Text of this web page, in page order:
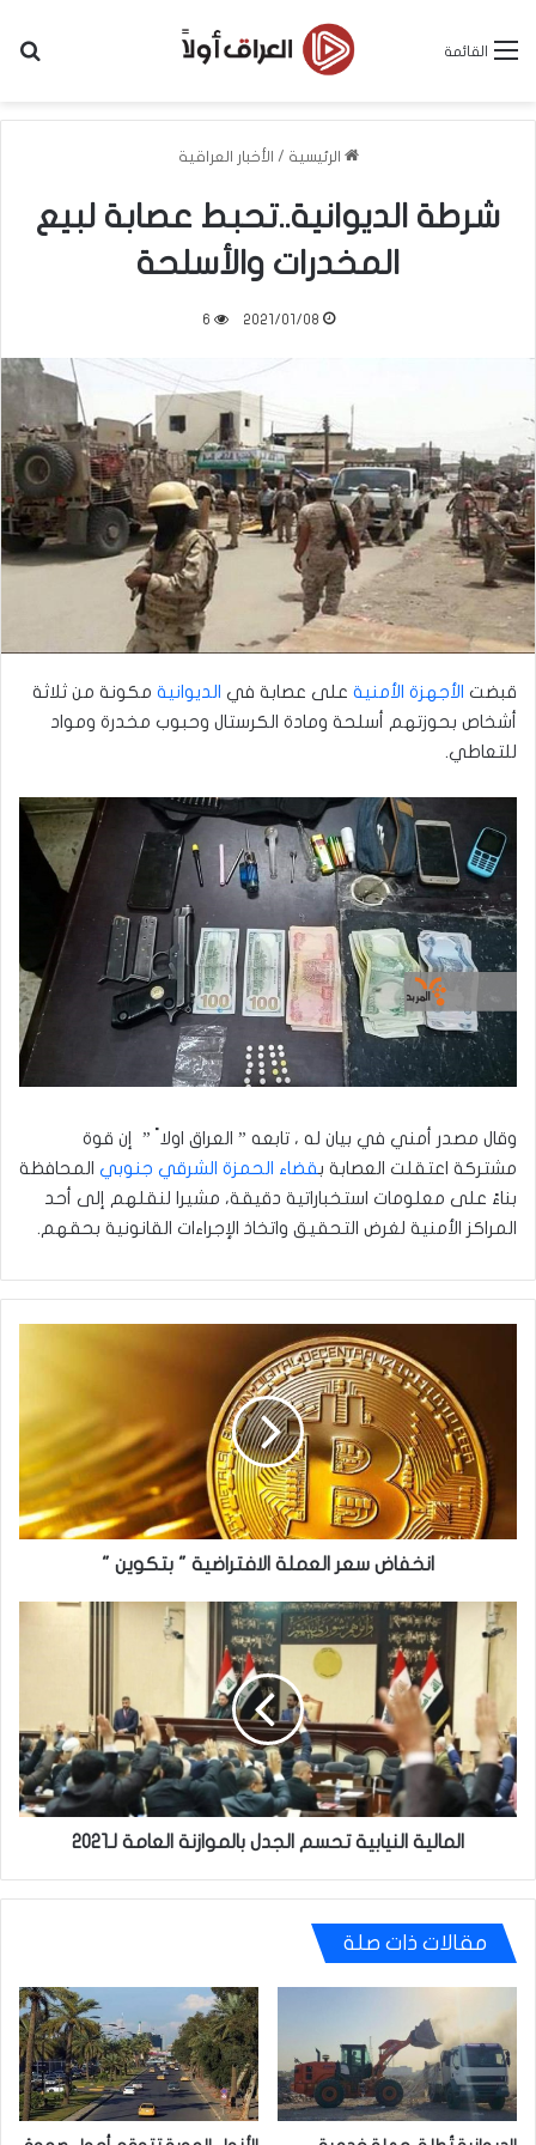
القائمة
الرئيسية / الأخبار العراقية
شرطة الديوانية..تحبط عصابة لبيع
المخدرات والأسلحة
2021/01/08
6
قبضت الأجهزة الأمنية على عصابة في الديوانية مكونة من ثلاثة
أشخاص بحوزتهم أسلحة ومادة الكرستال وحبوب مخدرة ومواد
للتعاطي.
وقال مصدر أمني في بيان له ، تابعه ” العراق اولا ً ” إن قوة
مشتركة اعتقلت العصابة بقضاء الحمزة الشرقي جنوبي المحافظة
بناءً على معلومات استخباراتية دقيقة، مشيرا لنقلهم إلى أحد
المراكز الأمنية لغرض التحقيق واتخاذ الإجراءات القانونية بحقهم.
الافتراضية
بتكوين
انخفاض سعر العملة الافتراضية " بتكوين "
المالية
النيابية
الجدل
بالموازنة
العامة
لـ2021
المالية النيابية تحسم الجدل بالموازنة العامة لـ2021
مقالات ذات صلة